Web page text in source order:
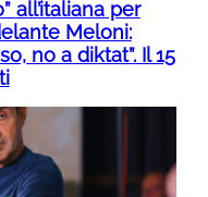
all’italiana per
Meloni:
no a diktat”. Il 15